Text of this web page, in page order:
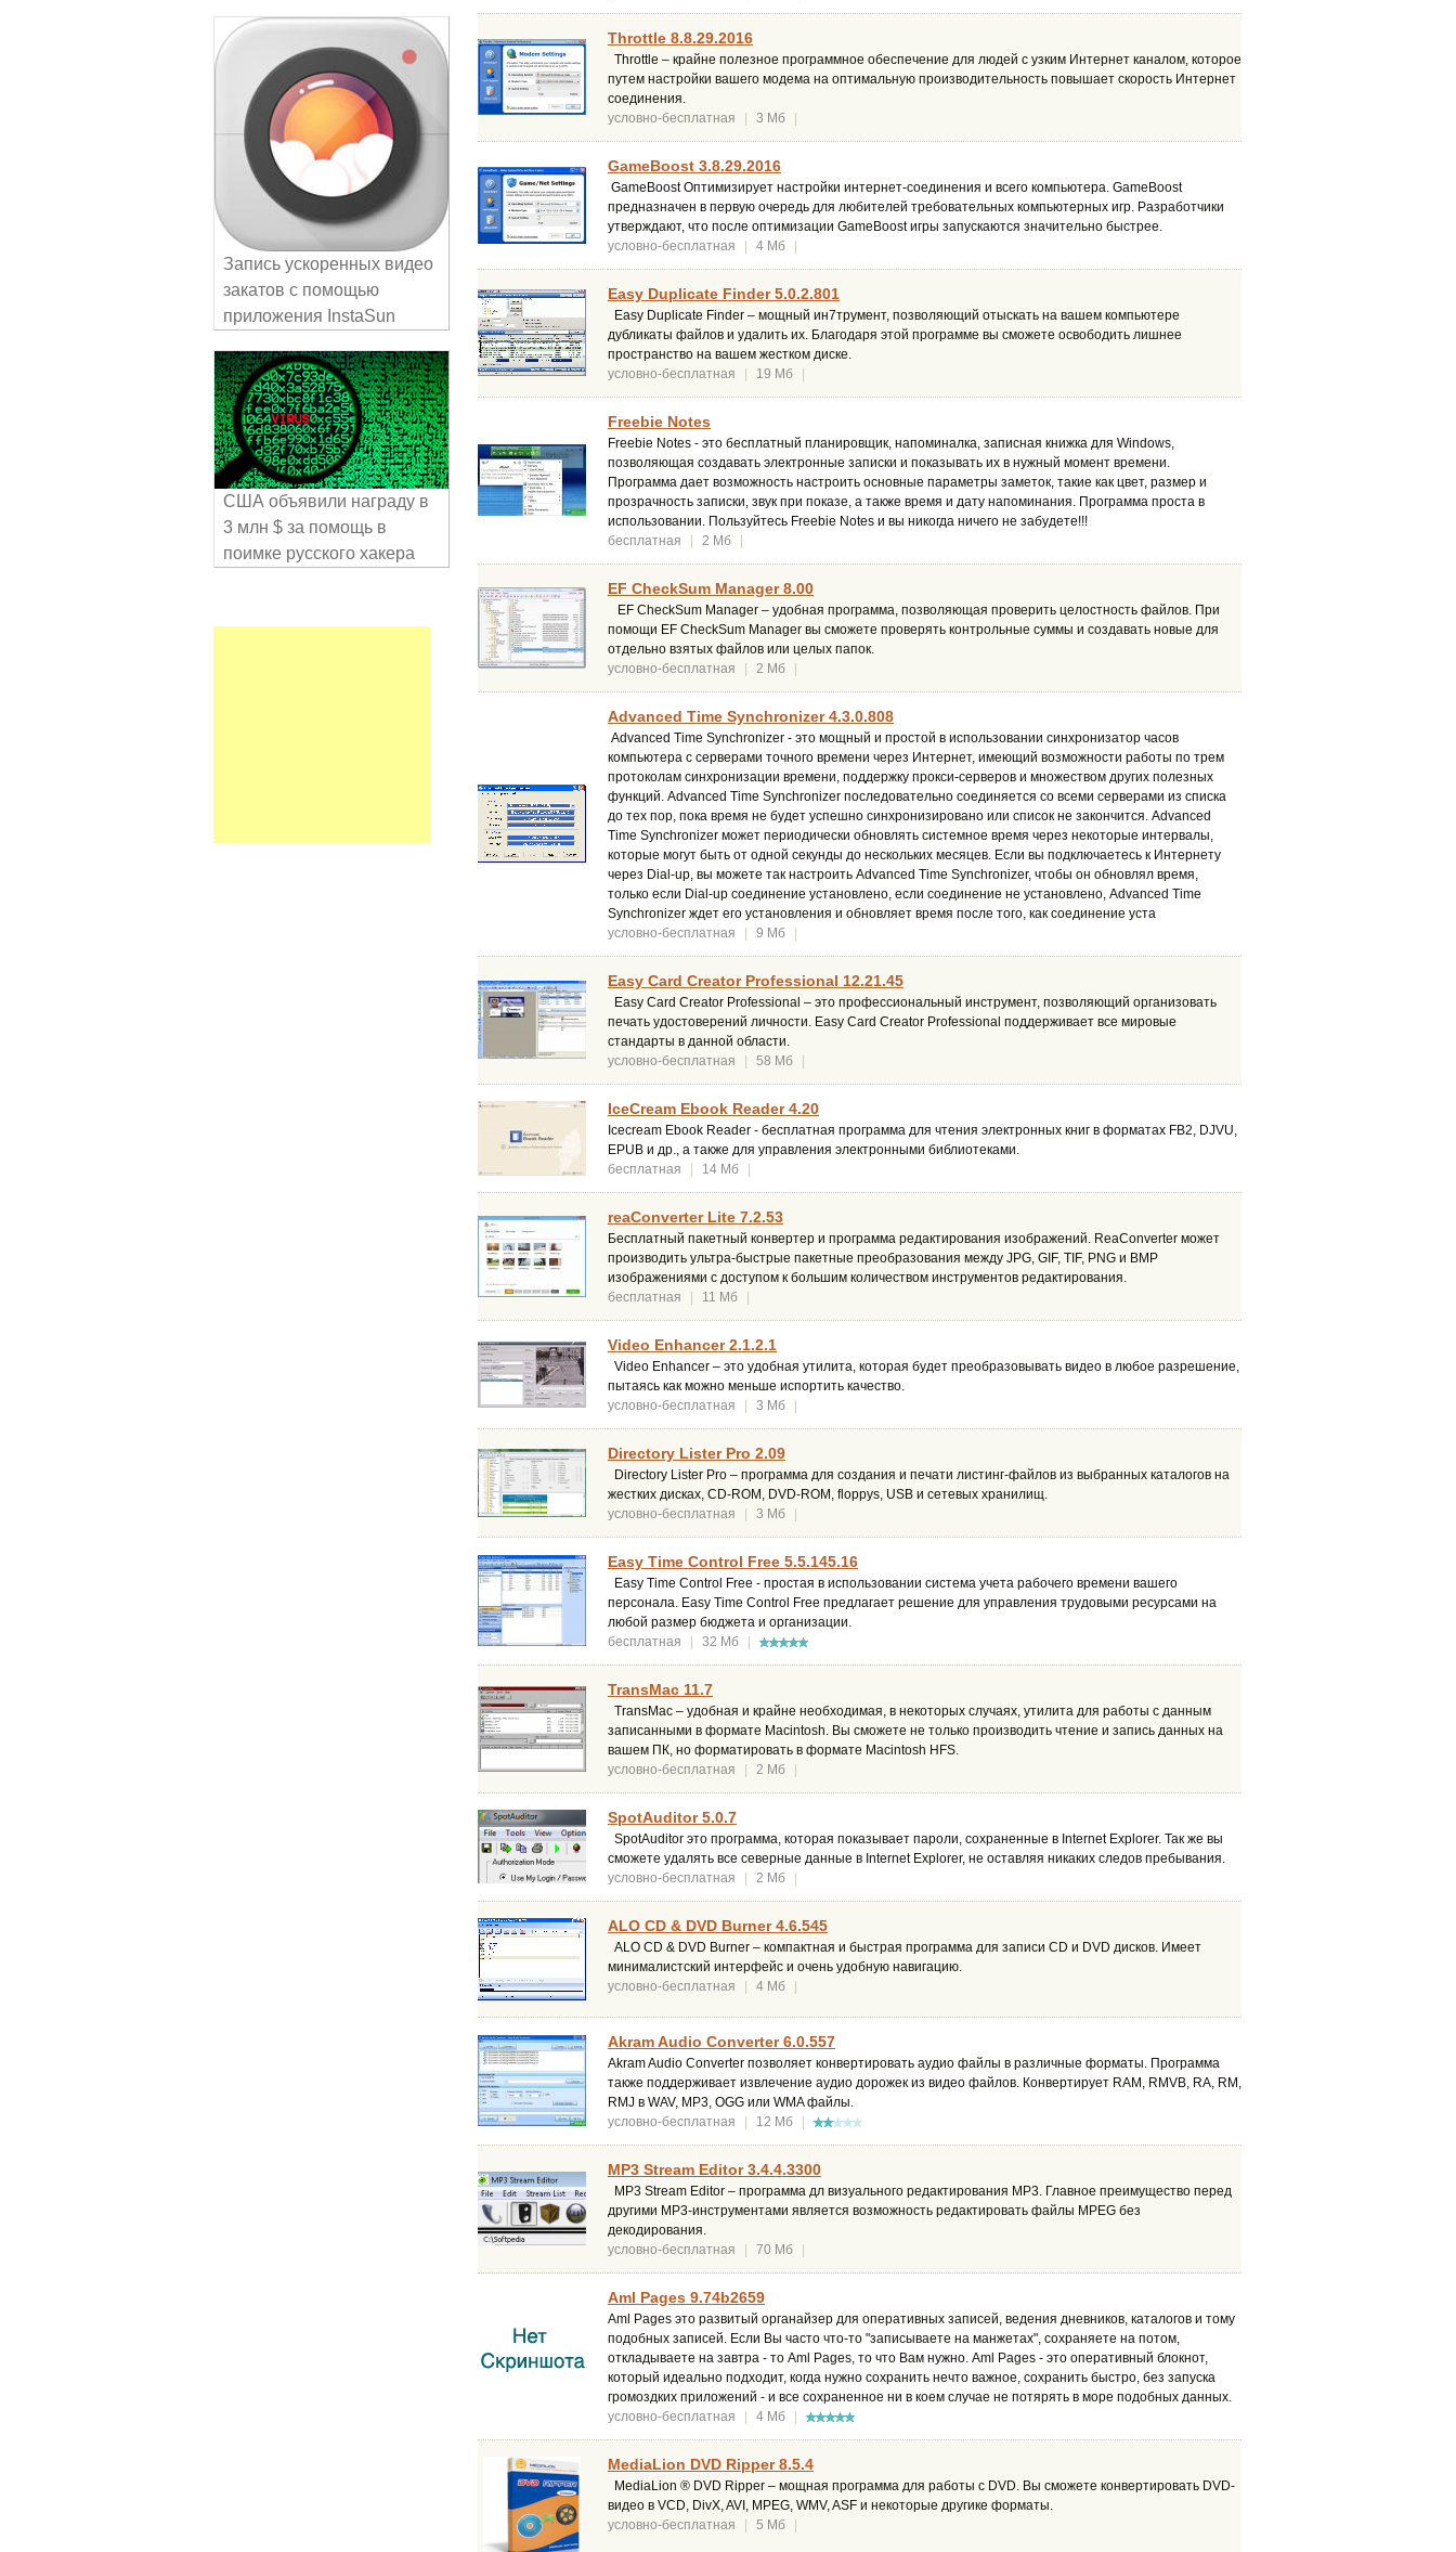
Throttle 8.8.29.2016
Throttle – крайне полезное программное обеспечение для людей с узким Интернет каналом, которое
путем настройки вашего модема на оптимальную производительность повышает скорость Интернет
соединения.
условно-бесплатная
3 Мб
GameBoost 3.8.29.2016
GameBoost Оптимизирует настройки интернет-соединения и всего компьютера. GameBoost
предназначен в первую очередь для любителей требовательных компьютерных игр. Разработчики
утверждают, что после оптимизации GameBoost игры запускаются значительно быстрее.
условно-бесплатная
4 Мб
Easy Duplicate Finder 5.0.2.801
Easy Duplicate Finder – мощный ин7трумент, позволяющий отыскать на вашем компьютере
дубликаты файлов и удалить их. Благодаря этой программе вы сможете освободить лишнее
пространство на вашем жестком диске.
условно-бесплатная
19 Мб
Freebie Notes
Freebie Notes - это бесплатный планировщик, напоминалка, записная книжка для Windows,
позволяющая создавать электронные записки и показывать их в нужный момент времени.
Программа дает возможность настроить основные параметры заметок, такие как цвет, размер и
прозрачность записки, звук при показе, а также время и дату напоминания. Программа проста в
использовании. Пользуйтесь Freebie Notes и вы никогда ничего не забудете!!!
бесплатная
2 Мб
EF CheckSum Manager 8.00
EF CheckSum Manager – удобная программа, позволяющая проверить целостность файлов. При
помощи EF CheckSum Manager вы сможете проверять контрольные суммы и создавать новые для
отдельно взятых файлов или целых папок.
условно-бесплатная
2 Мб
Advanced Time Synchronizer 4.3.0.808
Advanced Time Synchronizer - это мощный и простой в использовании синхронизатор часов
компьютера с серверами точного времени через Интернет, имеющий возможности работы по трем
протоколам синхронизации времени, поддержку прокси-серверов и множеством других полезных
функций. Advanced Time Synchronizer последовательно соединяется со всеми серверами из списка
до тех пор, пока время не будет успешно синхронизировано или список не закончится. Advanced
Time Synchronizer может периодически обновлять системное время через некоторые интервалы,
которые могут быть от одной секунды до нескольких месяцев. Если вы подключаетесь к Интернету
через Dial-up, вы можете так настроить Advanced Time Synchronizer, чтобы он обновлял время,
только если Dial-up соединение установлено, если соединение не установлено, Advanced Time
Synchronizer ждет его установления и обновляет время после того, как соединение уста
условно-бесплатная
9 Мб
Easy Card Creator Professional 12.21.45
Easy Card Creator Professional – это профессиональный инструмент, позволяющий организовать
печать удостоверений личности. Easy Card Creator Professional поддерживает все мировые
стандарты в данной области.
условно-бесплатная
58 Мб
IceCream Ebook Reader 4.20
Icecream Ebook Reader - бесплатная программа для чтения электронных книг в форматах FB2, DJVU,
EPUB и др., а также для управления электронными библиотеками.
бесплатная
14 Мб
reaConverter Lite 7.2.53
Бесплатный пакетный конвертер и программа редактирования изображений. ReaConverter может
производить ультра-быстрые пакетные преобразования между JPG, GIF, TIF, PNG и BMP
изображениями с доступом к большим количеством инструментов редактирования.
бесплатная
11 Мб
Video Enhancer 2.1.2.1
Video Enhancer – это удобная утилита, которая будет преобразовывать видео в любое разрешение,
пытаясь как можно меньше испортить качество.
условно-бесплатная
3 Мб
Directory Lister Pro 2.09
Directory Lister Pro – программа для создания и печати листинг-файлов из выбранных каталогов на
жестких дисках, CD-ROM, DVD-ROM, floppys, USB и сетевых хранилищ.
условно-бесплатная
3 Мб
Easy Time Control Free 5.5.145.16
Easy Time Control Free - простая в использовании система учета рабочего времени вашего
персонала. Easy Time Control Free предлагает решение для управления трудовыми ресурсами на
любой размер бюджета и организации.
бесплатная
32 Мб
TransMac 11.7
TransMac – удобная и крайне необходимая, в некоторых случаях, утилита для работы с данным
записанными в формате Macintosh. Вы сможете не только производить чтение и запись данных на
вашем ПК, но форматировать в формате Macintosh HFS.
условно-бесплатная
2 Мб
SpotAuditor 5.0.7
SpotAuditor это программа, которая показывает пароли, сохраненные в Internet Explorer. Так же вы
сможете удалять все северные данные в Internet Explorer, не оставляя никаких следов пребывания.
условно-бесплатная
2 Мб
ALO CD & DVD Burner 4.6.545
ALO CD & DVD Burner – компактная и быстрая программа для записи CD и DVD дисков. Имеет
минималистский интерфейс и очень удобную навигацию.
условно-бесплатная
4 Мб
Akram Audio Converter 6.0.557
Akram Audio Converter позволяет конвертировать аудио файлы в различные форматы. Программа
также поддерживает извлечение аудио дорожек из видео файлов. Конвертирует RAM, RMVB, RA, RM,
RMJ в WAV, MP3, OGG или WMA файлы.
условно-бесплатная
12 Мб
MP3 Stream Editor 3.4.4.3300
MP3 Stream Editor – программа дл визуального редактирования MP3. Главное преимущество перед
другими MP3-инструментами является возможность редактировать файлы MPEG без
декодирования.
условно-бесплатная
70 Мб
Aml Pages 9.74b2659
Aml Pages это развитый органайзер для оперативных записей, ведения дневников, каталогов и тому
подобных записей. Если Вы часто что-то "записываете на манжетах", сохраняете на потом,
откладываете на завтра - то Aml Pages, то что Вам нужно. Aml Pages - это оперативный блокнот,
который идеально подходит, когда нужно сохранить нечто важное, сохранить быстро, без запуска
громоздких приложений - и все сохраненное ни в коем случае не потярять в море подобных данных.
условно-бесплатная
4 Мб
MediaLion DVD Ripper 8.5.4
MediaLion ® DVD Ripper – мощная программа для работы с DVD. Вы сможете конвертировать DVD-
видео в VCD, DivX, AVI, MPEG, WMV, ASF и некоторые другике форматы.
условно-бесплатная
5 Мб
Запись ускоренных видео
закатов с помощью
приложения InstaSun
США объявили награду в
3 млн $ за помощь в
поимке русского хакера